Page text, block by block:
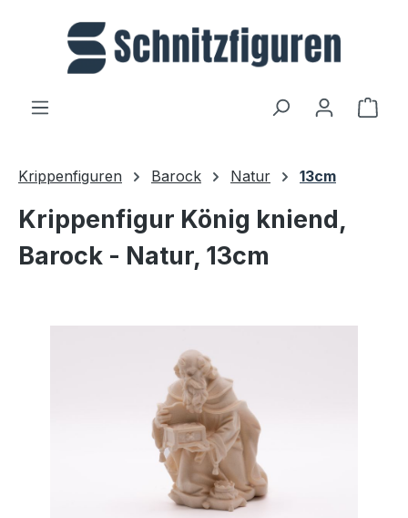
Zum Hauptinhalt springen
Krippenfiguren Barock Natur 13cm
Krippenfigur König kniend,
Barock - Natur, 13cm